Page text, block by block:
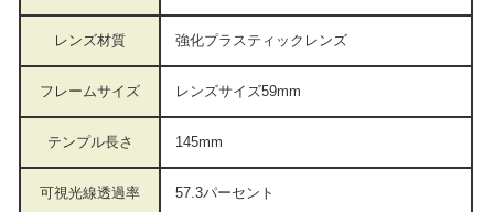
レンズ材質 強化プラスティックレンズ
フレームサイズ レンズサイズ59mm
テンプル長さ 145mm
可視光線透過率 57.3パーセント